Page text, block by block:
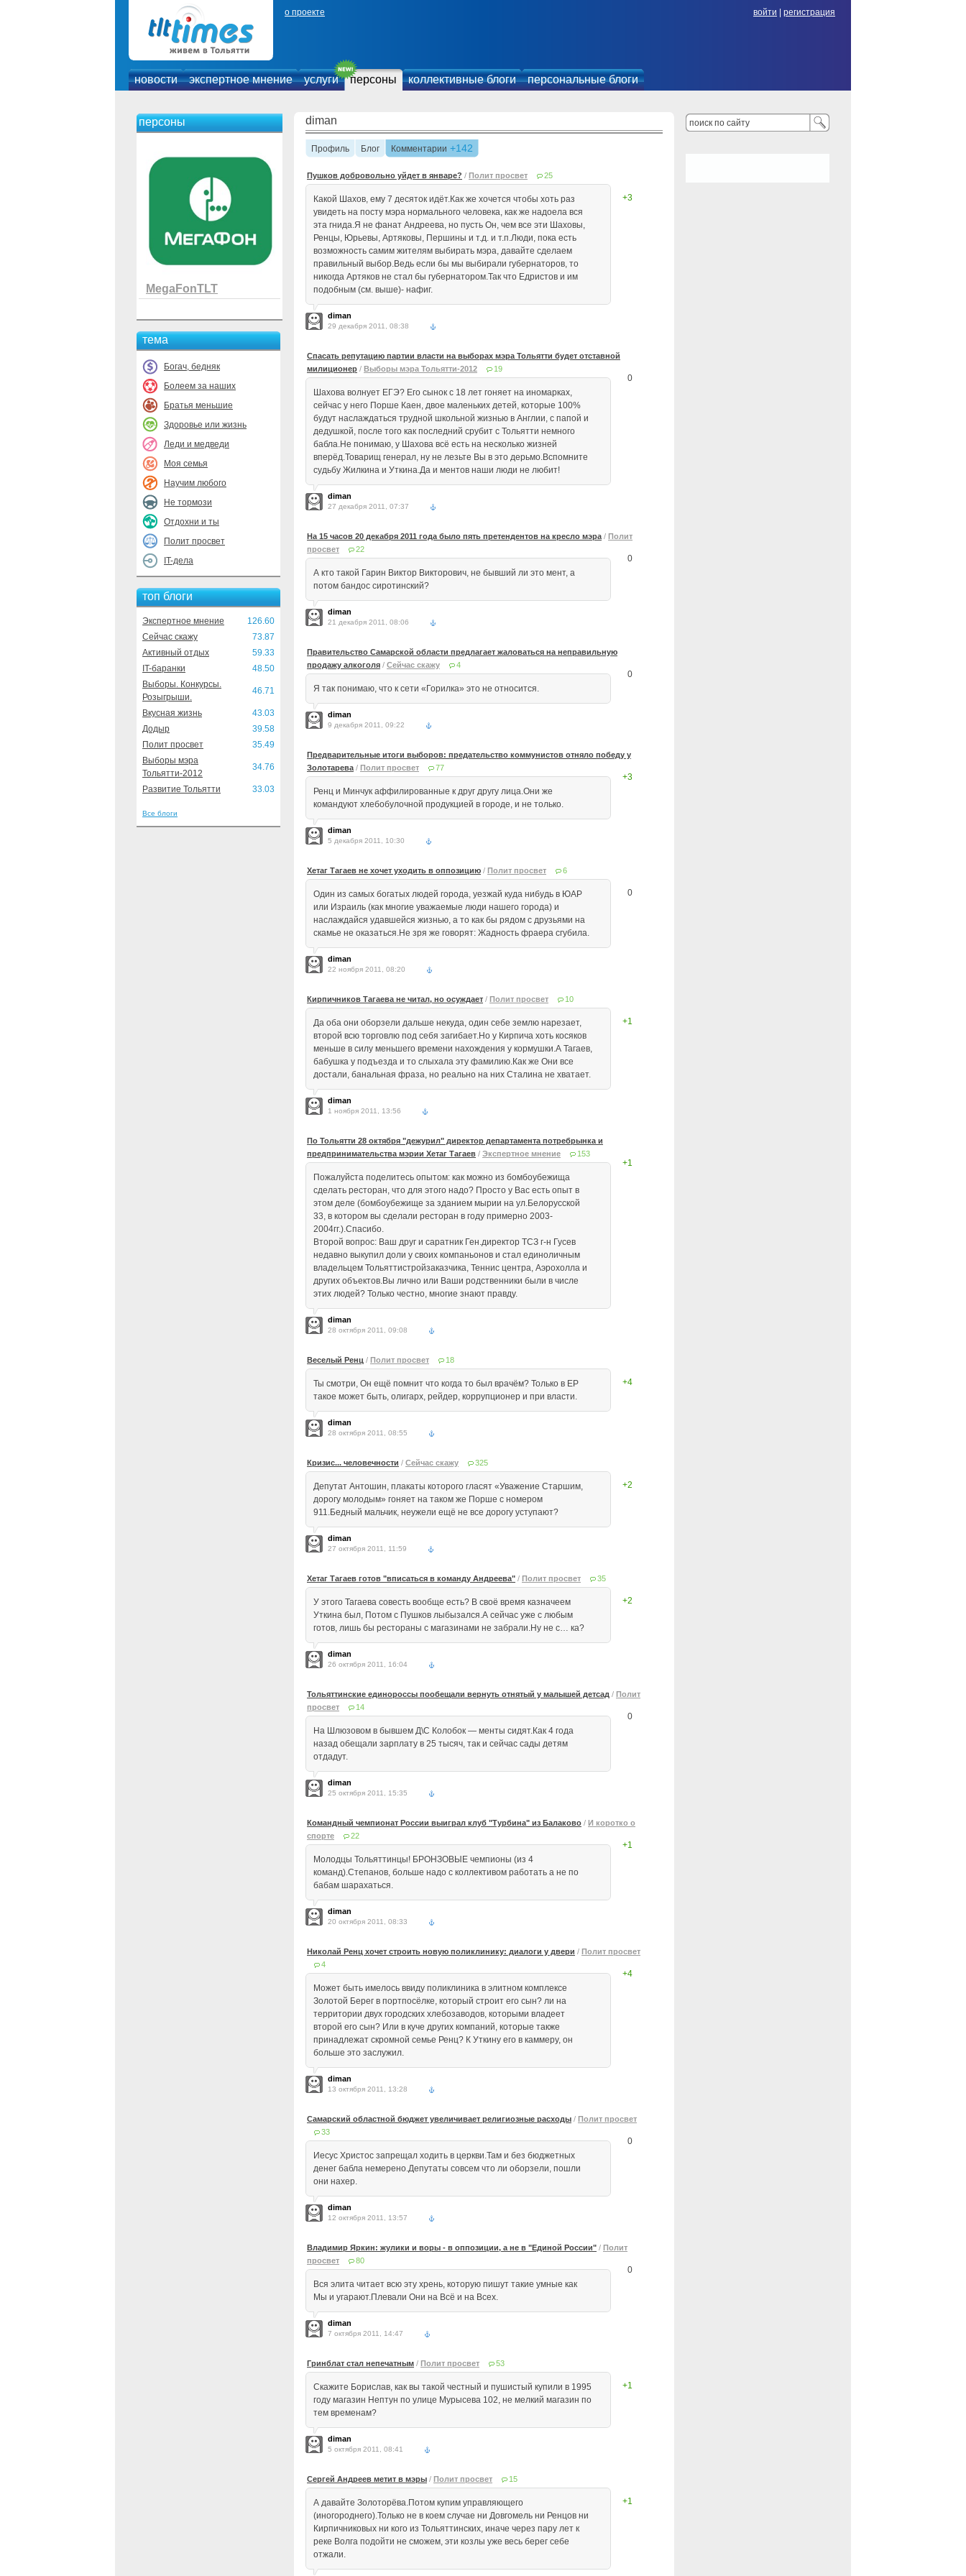
о проекте войти регистрация
новости экспертное мнение услуги персоны коллективные блоги персональные блоги
персоны
MegaFonTLT
тема
Богач, бедняк
Болеем за наших
Братья меньшие
Здоровье или жизнь
Леди и медведи
Моя семья
Научим любого
Не тормози
Отдохни и ты
Полит просвет
IT-дела
топ блоги
Экспертное мнение
126.60
Сейчас скажу
73.87
Активный отдых
59.33
IT-баранки
48.50
Выборы. Конкурсы.
Розыгрыши.
46.71
Вкусная жизнь
43.03
Додыр
39.58
Полит просвет
35.49
Выборы мэра
Тольятти-2012
34.76
Развитие Тольятти 33.03
Все блоги
diman
Профиль Блог Комментарии +142
Пушков добровольно уйдет в январе? / Полит просвет 25
+3
Какой Шахов, ему 7 десяток идёт.Как же хочется чтобы хоть раз
увидеть на посту мэра нормального человека, как же надоела вся
эта гнида.Я не фанат Андреева, но пусть Он, чем все эти Шаховы,
Ренцы, Юрьевы, Артяковы, Першины и т.д. и т.п.Люди, пока есть
возможность самим жителям выбирать мэра, давайте сделаем
правильный выбор.Ведь если бы мы выбирали губернаторов, то
никогда Артяков не стал бы губернатором.Так что Едристов и им
подобным (см. выше)- нафиг.
diman
29 декабря 2011, 08:38
Спасать репутацию партии власти на выборах мэра Тольятти будет отставной
милиционер / Выборы мэра Тольятти-2012 19
0
Шахова волнует ЕГЭ? Его сынок с 18 лет гоняет на иномарках,
сейчас у него Порше Каен, двое маленьких детей, которые 100%
будут наслаждаться трудной школьной жизнью в Англии, с папой и
дедушкой, после того как последний срубит с Тольятти немного
бабла.Не понимаю, у Шахова всё есть на несколько жизней
вперёд.Товарищ генерал, ну не лезьте Вы в это дерьмо.Вспомните
судьбу Жилкина и Уткина.Да и ментов наши люди не любит!
diman
27 декабря 2011, 07:37
На 15 часов 20 декабря 2011 года было пять претендентов на кресло мэра / Полит
просвет
22
0
А кто такой Гарин Виктор Викторович, не бывший ли это мент, а
потом бандос сиротинский?
diman
21 декабря 2011, 08:06
Правительство Самарской области предлагает жаловаться на неправильную
продажу алкоголя / Сейчас скажу 4
0
Я так понимаю, что к сети «Горилка» это не относится.
diman
9 декабря 2011, 09:22
Предварительные итоги выборов: предательство коммунистов отняло победу у
Золотарева / Полит просвет 77
+3
Ренц и Минчук аффилированные к друг другу лица.Они же
командуют хлебобулочной продукцией в городе, и не только.
diman
5 декабря 2011, 10:30
Хетаг Тагаев не хочет уходить в оппозицию / Полит просвет 6
0
Один из самых богатых людей города, уезжай куда нибудь в ЮАР
или Израиль (как многие уважаемые люди нашего города) и
наслаждайся удавшейся жизнью, а то как бы рядом с друзьями на
скамье не оказаться.Не зря же говорят: Жадность фраера сгубила.
diman
22 ноября 2011, 08:20
Кирпичников Тагаева не читал, но осуждает / Полит просвет 10
+1
Да оба они оборзели дальше некуда, один себе землю нарезает,
второй всю торговлю под себя загибает.Но у Кирпича хоть косяков
меньше в силу меньшего времени нахождения у кормушки.А Тагаев,
бабушка у подъезда и то слыхала эту фамилию.Как же Они все
достали, банальная фраза, но реально на них Сталина не хватает.
diman
1 ноября 2011, 13:56
По Тольятти 28 октября "дежурил" директор департамента потребрынка и
предпринимательства мэрии Хетаг Тагаев / Экспертное мнение 153
+1
Пожалуйста поделитесь опытом: как можно из бомбоубежища
сделать ресторан, что для этого надо? Просто у Вас есть опыт в
этом деле (бомбоубежище за зданием мырии на ул.Белорусской
33, в котором вы сделали ресторан в году примерно 2003-
2004гг.).Спасибо.
Второй вопрос: Ваш друг и саратник Ген.директор ТСЗ г-н Гусев
недавно выкупил доли у своих компаньонов и стал единоличным
владельцем Тольяттистройзаказчика, Теннис центра, Аэрохолла и
других объектов.Вы лично или Ваши родственники были в числе
этих людей? Только честно, многие знают правду.
diman
28 октября 2011, 09:08
Веселый Ренц / Полит просвет 18
+4
Ты смотри, Он ещё помнит что когда то был врачём? Только в ЕР
такое может быть, олигарх, рейдер, коррупционер и при власти.
diman
28 октября 2011, 08:55
Кризис... человечности / Сейчас скажу 325
+2
Депутат Антошин, плакаты которого гласят «Уважение Старшим,
дорогу молодым» гоняет на таком же Порше с номером
911.Бедный мальчик, неужели ещё не все дорогу уступают?
diman
27 октября 2011, 11:59
Хетаг Тагаев готов "вписаться в команду Андреева" / Полит просвет 35
+2
У этого Тагаева совесть вообще есть? В своё время казначеем
Уткина был, Потом с Пушков лыбызался.А сейчас уже с любым
готов, лишь бы рестораны с магазинами не забрали.Ну не с… ка?
diman
26 октября 2011, 16:04
Тольяттинские единороссы пообещали вернуть отнятый у малышей детсад / Полит
просвет
14
0
На Шлюзовом в бывшем Д\С Колобок — менты сидят.Как 4 года
назад обещали зарплату в 25 тысяч, так и сейчас сады детям
отдадут.
diman
25 октября 2011, 15:35
Командный чемпионат России выиграл клуб "Турбина" из Балаково / И коротко о
спорте
22
+1
Молодцы Тольяттинцы! БРОНЗОВЫЕ чемпионы (из 4
команд).Степанов, больше надо с коллективом работать а не по
бабам шарахаться.
diman
20 октября 2011, 08:33
Николай Ренц хочет строить новую поликлинику: диалоги у двери / Полит просвет
4
+4
Может быть имелось ввиду поликлиника в элитном комплексе
Золотой Берег в портпосёлке, который строит его сын? ли на
территории двух городских хлебозаводов, которыми владеет
второй его сын? Или в куче других компаний, которые также
принадлежат скромной семье Ренц? К Уткину его в каммеру, он
больше это заслужил.
diman
13 октября 2011, 13:28
Самарский областной бюджет увеличивает религиозные расходы / Полит просвет
33
0
Иесус Христос запрещал ходить в церкви.Там и без бюджетных
денег бабла немерено.Депутаты совсем что ли оборзели, пошли
они нахер.
diman
12 октября 2011, 13:57
Владимир Яркин: жулики и воры - в оппозиции, а не в "Единой России" / Полит
просвет
80
0
Вся элита читает всю эту хрень, которую пишут такие умные как
Мы и угарают.Плевали Они на Всё и на Всех.
diman
7 октября 2011, 14:47
Гринблат стал непечатным / Полит просвет 53
+1
Скажите Борислав, как вы такой честный и пушистый купили в 1995
году магазин Нептун по улице Мурысева 102, не мелкий магазин по
тем временам?
diman
5 октября 2011, 08:41
Сергей Андреев метит в мэры / Полит просвет 15
+1
А давайте Золоторёва.Потом купим управляющего
(иногороднего).Только не в коем случае ни Довгомель ни Ренцов ни
Кирпичниковых ни кого из Тольяттинских, иначе через пару лет к
реке Волга подойти не сможем, эти козлы уже весь берег себе
отжали.